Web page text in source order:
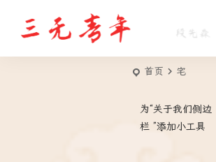
首页 宅
为“关于我们侧边
栏 ”添加小工具